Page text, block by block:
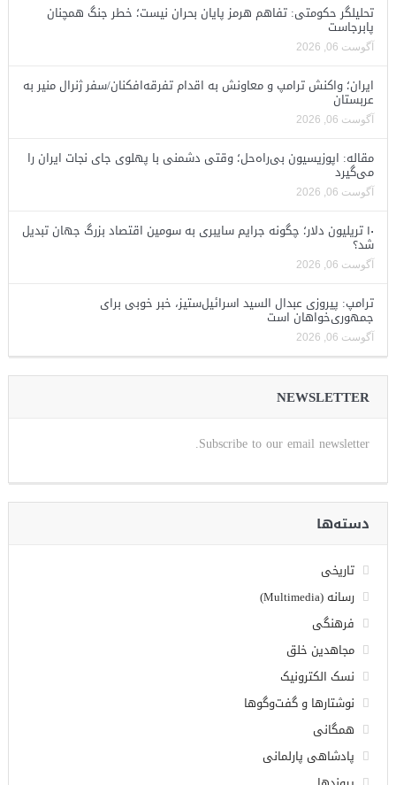
تحلیلگر حکومتی: تفاهم هرمز پایان بحران نیست؛ خطر جنگ همچنان
پابرجاست
آگوست 06, 2026
ایران؛ واکنش ترامپ و معاونش به اقدام تفرقه‌افکنان/سفر ژنرال منیر به
عربستان
آگوست 06, 2026
مقاله: اپوزیسیون بی‌راه‌حل؛ وقتی دشمنی با پهلوی جای نجات ایران را
می‌گیرد
آگوست 06, 2026
۱۰ تریلیون دلار؛ چگونه جرایم سایبری به سومین اقتصاد بزرگ جهان تبدیل
شد؟
آگوست 06, 2026
ترامپ: پیروزی عبدال السید اسرائیل‌ستیز، خبر خوبی برای
جمهوری‌خواهان است
آگوست 06, 2026
NEWSLETTER
Subscribe to our email newsletter.
دسته‌ها
تاریخی
رسانه (Multimedia)
فرهنگی
مجاهدین خلق
نسک الکترونیک
نوشتارها و گفت‌وگوها
همگانی
پادشاهی پارلمانی